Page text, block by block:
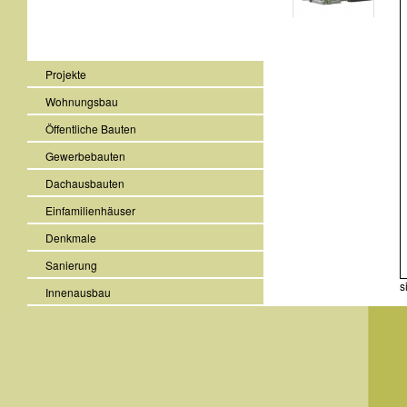
Projekte
Wohnungsbau
Öffentliche Bauten
Gewerbebauten
Dachausbauten
Einfamilienhäuser
Denkmale
Sanierung
Innenausbau